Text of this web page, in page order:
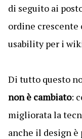
di seguito ai
ordine crescente
usability per i
Di tutto questo
non è cambiato:
migliorata la
anche il design è